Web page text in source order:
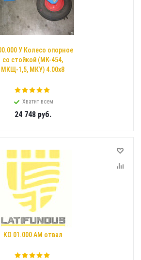
У Колесо опорное
со стойкой (МК-454,
МКЩ-1,5, МКУ) 4.00х8
Хватит всем
24 748руб.
КО 01.000 АМ отвал